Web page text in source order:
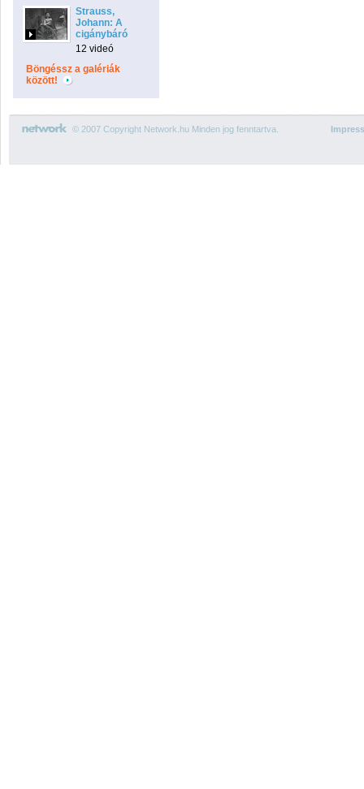
Strauss,
Johann: A
cigánybáró
12 videó
Böngéssz a galériák
között!
© 2007 Copyright Network.hu Minden jog fenntartva.